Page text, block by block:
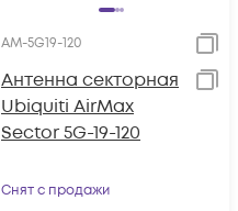
AM-5G19-120
Антенна секторная
Ubiquiti AirMax
Sector 5G-19-120
Снят с продажи